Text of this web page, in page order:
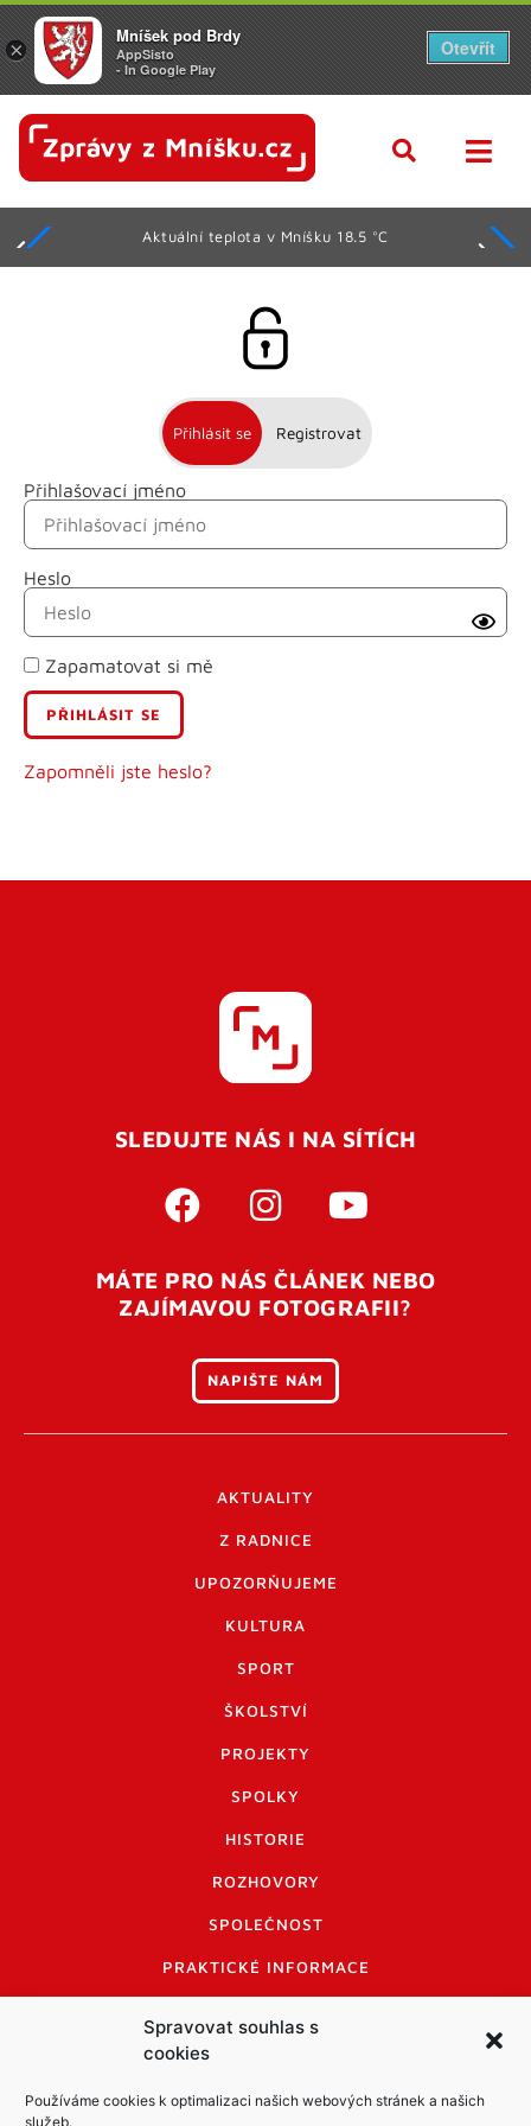
Spravovat souhlas s
cookies
Používáme cookies k optimalizaci našich webových stránek a našich
služeb.
Aktuální teplota v Mníšku 18.5 °C
Přihlásit se Registrovat
Přihlašovací jméno
Heslo
Zapamatovat si mě
Zapomněli jste heslo?
Jméno
Příjmení
E-mail
Uživatelské jméno
Pro úspěšné dokončení registrace je potřeba
vaší e-mailovouadresu. Po úspěšném odeslání
otevření tohoto odkazu se váš účet ověří a můžete se
přihlásit. Nezapomeňte zkontrolovat složku SPAM ve
SLEDUJTE NÁS I NA SÍTÍCH
MÁTE PRO NÁS ČLÁNEK NEBO
ZAJÍMAVOU FOTOGRAFII?
NAPIŠTE NÁM
AKTUALITY
Z RADNICE
UPOZORŇUJEME
KULTURA
SPORT
ŠKOLSTVÍ
PROJEKTY
SPOLKY
HISTORIE
ROZHOVORY
SPOLEČNOST
PRAKTICKÉ INFORMACE
INFORMACE A KODEX DISKUTUJÍCÍCH
LOGO A LOGO MANUÁL
×
Mníšek pod Brdy
AppSisto
- In Google Play
Otevřít